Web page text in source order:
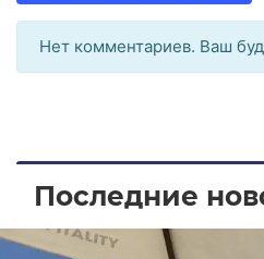
Нет комментариев. Ваш
Последние